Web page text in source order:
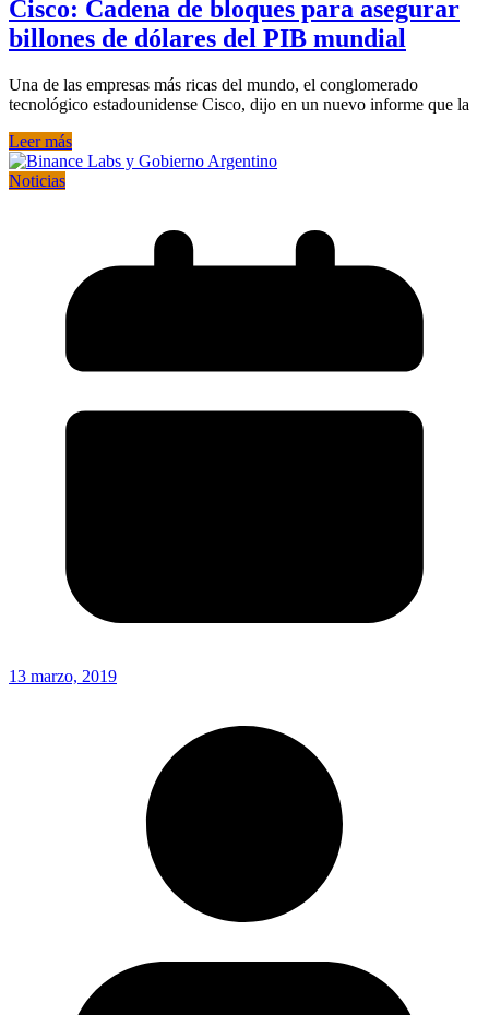
Cisco: Cadena de bloques para asegurar
billones de dólares del PIB mundial
Una de las empresas más ricas del mundo, el conglomerado
tecnológico estadounidense Cisco, dijo en un nuevo informe que la
Leer más
Noticias
13 marzo, 2019